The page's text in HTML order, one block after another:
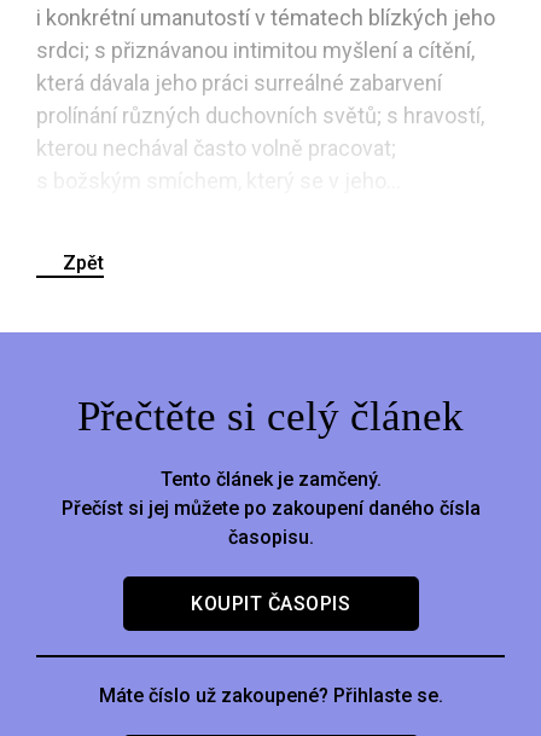
i konkrétní umanutostí v tématech blízkých jeho
srdci; s přiznávanou intimitou myšlení a cítění,
která dávala jeho práci surreálné zabarvení
prolínání různých duchovních světů; s hravostí,
kterou nechával často volně pracovat;
Zpět
Přečtěte si celý článek
Tento článek je zamčený.
Přečíst si jej můžete po zakoupení daného čísla
časopisu.
KOUPIT ČASOPIS
Máte číslo už zakoupené? Přihlaste se.